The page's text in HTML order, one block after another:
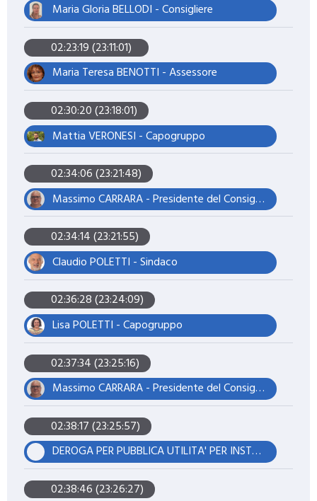
Maria Gloria BELLODI - Consigliere
02:23:19 (23:11:01)
Maria Teresa BENOTTI - Assessore
02:30:20 (23:18:01)
Mattia VERONESI - Capogruppo
02:34:06 (23:21:48)
Massimo CARRARA - Presidente del Consiglio
02:34:14 (23:21:55)
Claudio POLETTI - Sindaco
02:36:28 (23:24:09)
Lisa POLETTI - Capogruppo
02:37:34 (23:25:16)
Massimo CARRARA - Presidente del Consiglio
02:38:17 (23:25:57)
DEROGA PER PUBBLICA UTILITA' PER INSTALLAZIONE DI NUOVA STAZIONE RADIO BASE PER RETE DI TELEFONIA MOBILE DI ILIAD ITALIA S.P.A. DENOMINATA "MO41034_006 MASSA FINALESE VIA MONTE ROSA" DA REALIZZARSI IN FINALE EMILIA (MO), FRAZIONE MASSA FINALESE, VIA MONTE ROSA, SU AREA PUBBLICA CENSITA CATASTALMENTE AL FOGLIO 57 MAPP. 132. PROPRIETA' DEL COMUNE DI FINALE EMILIA.
02:38:46 (23:26:27)